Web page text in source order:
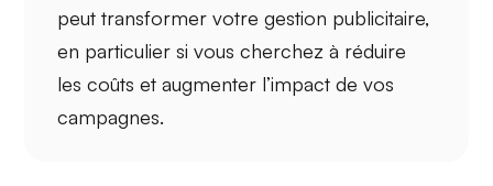
peut transformer votre gestion publicitaire,
en particulier si vous cherchez à réduire
les coûts et augmenter l’impact de vos
campagnes.